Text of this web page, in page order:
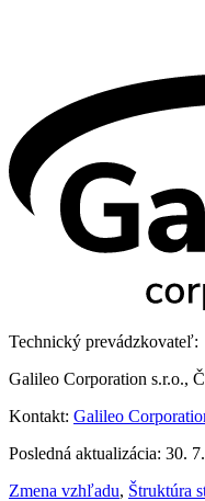
Technický prevádzkovateľ:
Galileo Corporation s.r.o.,
Kontakt: Galileo
Posledná aktualizácia: 30.
Zmena vzhľadu, Štruktúra